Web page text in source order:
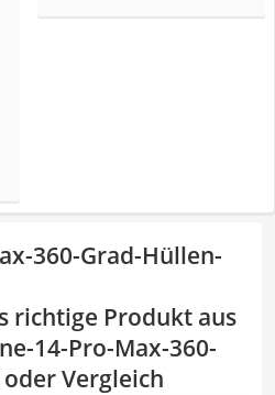
360-Grad-Hüllen-
richtige Produkt aus
14-Pro-Max-360-
Vergleich